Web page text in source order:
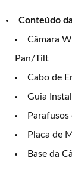
Conteúdo
Câmara
Pan/Tilt
Cabo de
Guia
Placa de
Base da